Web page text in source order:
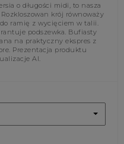
o długości midi, to nasza
krój równoważy
ramię z wycięciem w talii.
podszewka. Bufiasty
na praktyczny ekspres z
Prezentacja produktu
AI.